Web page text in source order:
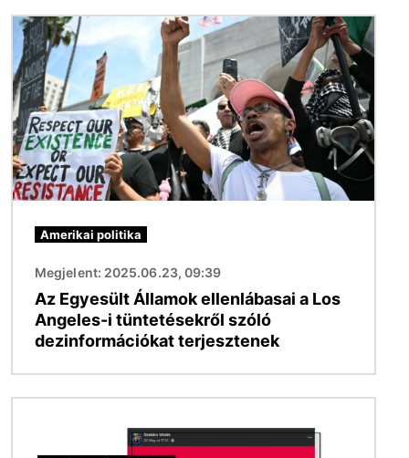
Kép
Amerikai politika
Megjelent: 2025.06.23, 09:39
Az Egyesült Államok ellenlábasai a Los
Angeles-i tüntetésekről szóló
dezinformációkat terjesztenek